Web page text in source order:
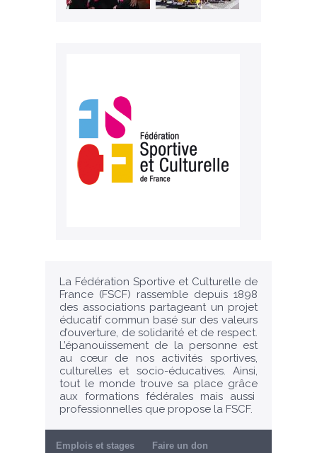
La Fédération Sportive et Culturelle de
France (FSCF) rassemble depuis 1898
des associations partageant un projet
éducatif commun basé sur des valeurs
d’ouverture, de solidarité et de respect.
L’épanouissement de la personne est
au cœur de nos activités sportives,
culturelles et socio-éducatives. Ainsi,
tout le monde trouve sa place grâce
aux formations fédérales mais aussi
professionnelles que propose la FSCF.
Emplois et stages Faire un don